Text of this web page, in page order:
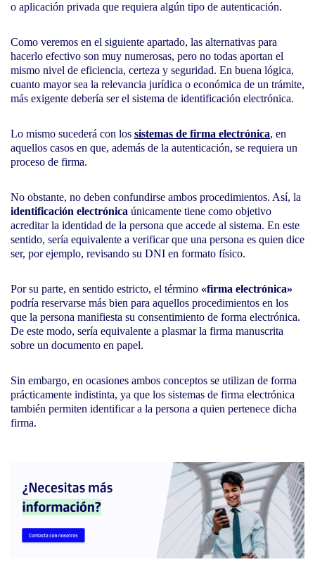
o aplicación privada que requiera algún tipo de autenticación.
Como veremos en el siguiente apartado, las alternativas para
hacerlo efectivo son muy numerosas, pero no todas aportan el
mismo nivel de eficiencia, certeza y seguridad. En buena lógica,
cuanto mayor sea la relevancia jurídica o económica de un trámite,
más exigente debería ser el sistema de identificación electrónica.
Lo mismo sucederá con los sistemas de firma electrónica, en
aquellos casos en que, además de la autenticación, se requiera un
proceso de firma.
No obstante, no deben confundirse ambos procedimientos. Así, la
identificación electrónica únicamente tiene como objetivo
acreditar la identidad de la persona que accede al sistema. En este
sentido, sería equivalente a verificar que una persona es quien dice
ser, por ejemplo, revisando su DNI en formato físico.
Por su parte, en sentido estricto, el término «firma electrónica»
podría reservarse más bien para aquellos procedimientos en los
que la persona manifiesta su consentimiento de forma electrónica.
De este modo, sería equivalente a plasmar la firma manuscrita
sobre un documento en papel.
Sin embargo, en ocasiones ambos conceptos se utilizan de forma
prácticamente indistinta, ya que los sistemas de firma electrónica
también permiten identificar a la persona a quien pertenece dicha
firma.